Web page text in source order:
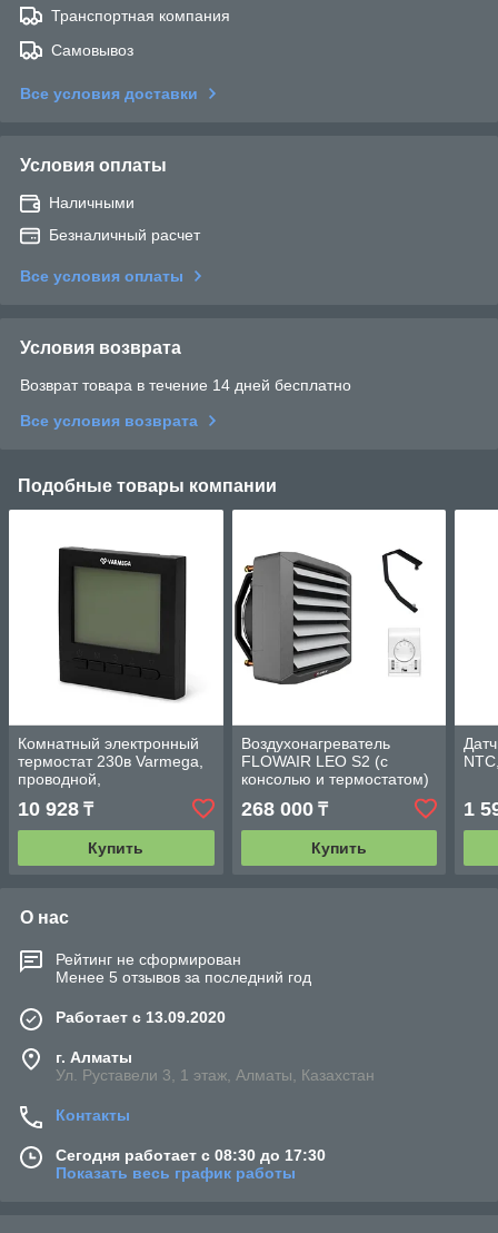
Транспортная компания
Самовывоз
Все условия доставки
Условия оплаты
Наличными
Безналичный расчет
Все условия оплаты
Условия возврата
Возврат товара в течение 14 дней бесплатно
Все условия возврата
Подобные товары компании
Комнатный электронный
термостат 230в Varmega,
проводной,
черный
10 928 ₸
Купить
Воздухонагреватель
FLOWAIR LEO S2 (с
консолью и термостатом)
268 000₸
Купить
1
О нас
Рейтинг не сформирован
Менее 5 отзывов за последний год
Работает с 13.09.2020
г. Алматы
Ул. Руставели 3, 1 этаж, Алматы, Казахстан
Контакты
Сегодня работает с 08:30 до 17:30
Показать весь график работы